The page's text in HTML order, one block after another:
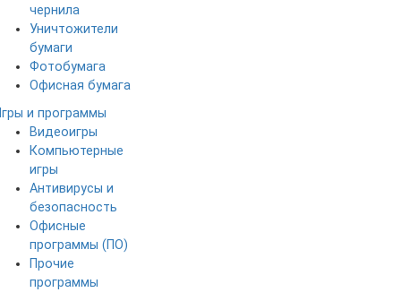
чернила
Уничтожители
бумаги
Фотобумага
Офисная бумага
и программы
Видеоигры
Компьютерные
игры
Антивирусы и
безопасность
Офисные
программы (ПО)
Прочие
программы